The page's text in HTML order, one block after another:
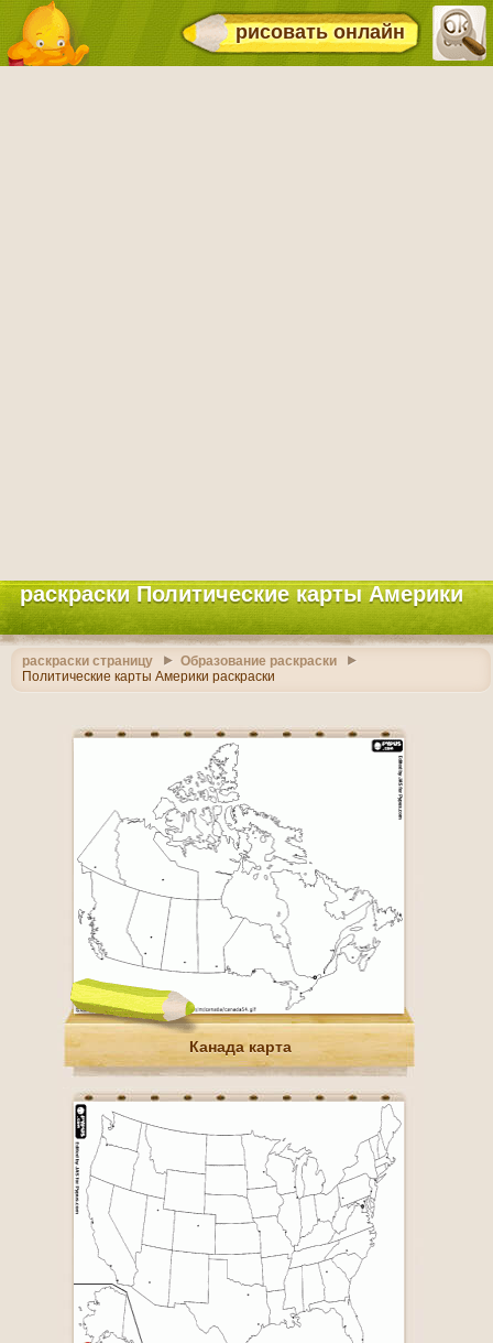
рисовать онлайн
раскраски Политические карты Америки
раскраски страницу
Образование раскраски
Политические карты Америки раскраски
Канада карта